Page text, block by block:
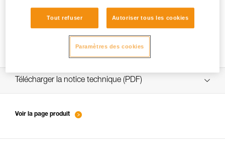
Télécharger la notice technique (PDF)
Voir la page produit
Tout refuser Autoriser tous les cookies
Paramètres des cookies